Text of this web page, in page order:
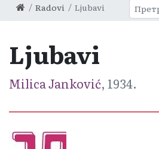
Radovi Ljubavi
Ljubavi
Milica Janković, 1934.